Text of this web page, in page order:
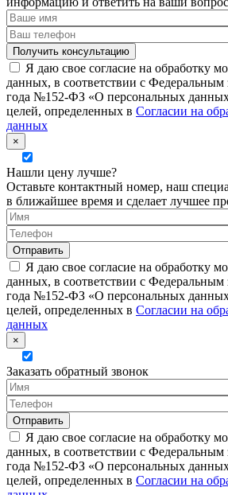
Я даю свое согласие на обработку
данных, в соответствии с Федеральным
года №152-ФЗ «О персональных
целей, определенных в Согласии на
данных
×
Нашли цену лучше?
Оставьте контактный номер, наш
в ближайшее время и сделает лучшее
Я даю свое согласие на обработку
данных, в соответствии с Федеральным
года №152-ФЗ «О персональных
целей, определенных в Согласии на
данных
×
Заказать обратный звонок
Я даю свое согласие на обработку
данных, в соответствии с Федеральным
года №152-ФЗ «О персональных
целей, определенных в Согласии на